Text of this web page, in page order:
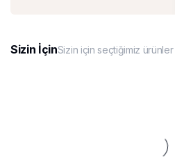
Sizin İçinSizin için seçtiğimiz ürünler